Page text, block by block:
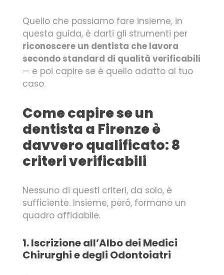
Quello che possiamo fare insieme, in
questa guida, è darti gli strumenti per
riconoscere un dentista che lavora
secondo standard di qualità verificabili
— e poi capire se è quello adatto al tuo
caso.
Come capire se un
dentista a Firenze è
davvero qualificato: 8
criteri verificabili
Nessuno di questi criteri, da solo, è
sufficiente. Insieme, però, formano un
quadro affidabile.
1. Iscrizione all’Albo dei Medici
Chirurghi e degli Odontoiatri